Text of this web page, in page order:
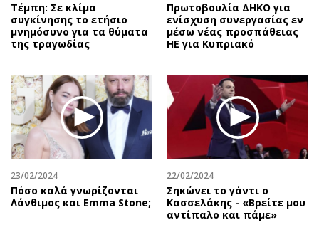
Τέμπη: Σε κλίμα
συγκίνησης το ετήσιο
μνημόσυνο για τα θύματα
της τραγωδίας
Πρωτοβουλία ΔΗΚΟ για
ενίσχυση συνεργασίας εν
μέσω νέας προσπάθειας
ΗΕ για Κυπριακό
23/02/2024
Πόσο καλά γνωρίζονται
Λάνθιμος και Emma Stone;
22/02/2024
Σηκώνει το γάντι ο
Κασσελάκης - «Βρείτε μου
αντίπαλο και πάμε»